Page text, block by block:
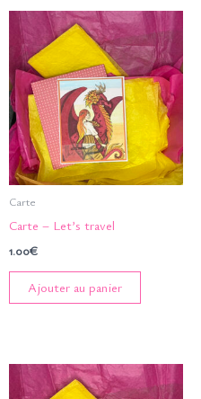
Carte
Carte – Let’s travel
1.00€
Ajouter au panier